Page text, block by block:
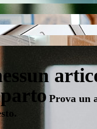
Prova